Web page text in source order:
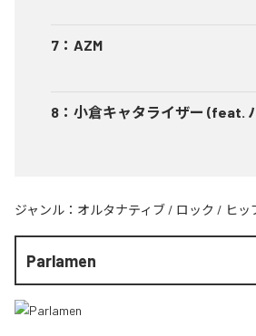
7 ： AZM
8 ： 小倉キャタライザー (feat.
ジャンル： オルタナティブ / ロック / ヒッ
Parlamen